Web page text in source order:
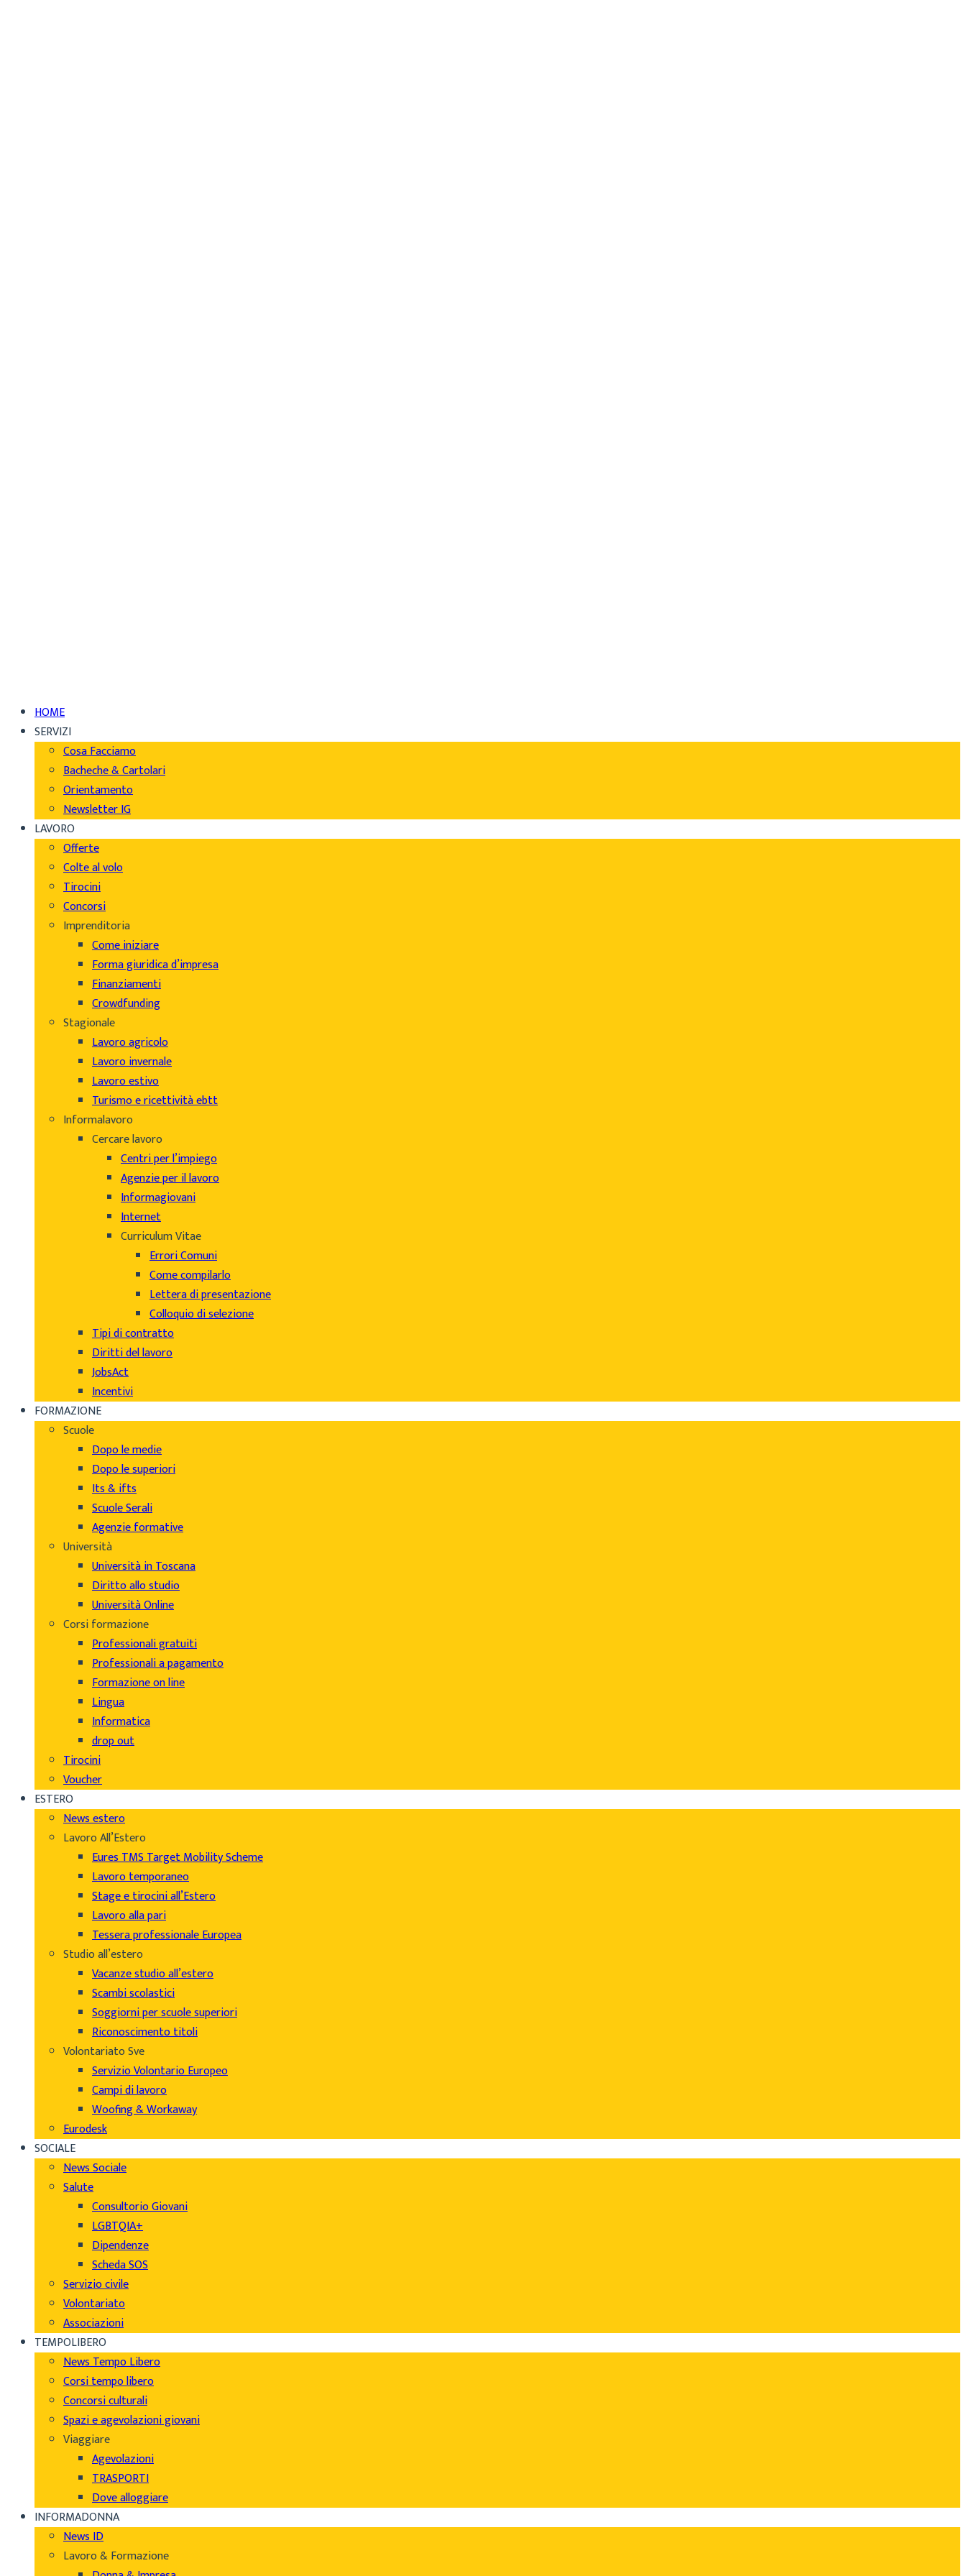
HOME
SERVIZI
Cosa Facciamo
Bacheche & Cartolari
Orientamento
Newsletter IG
LAVORO
Offerte
Colte al volo
Tirocini
Concorsi
Imprenditoria
Come iniziare
Forma giuridica d’impresa
Finanziamenti
Crowdfunding
Stagionale
Lavoro agricolo
Lavoro invernale
Lavoro estivo
Turismo e ricettività ebtt
Informalavoro
Cercare lavoro
Centri per l’impiego
Agenzie per il lavoro
Informagiovani
Internet
Curriculum Vitae
Errori Comuni
Come compilarlo
Lettera di presentazione
Colloquio di selezione
Tipi di contratto
Diritti del lavoro
JobsAct
Incentivi
FORMAZIONE
Scuole
Dopo le medie
Dopo le superiori
Its & ifts
Scuole Serali
Agenzie formative
Università
Università in Toscana
Diritto allo studio
Università Online
Corsi formazione
Professionali gratuiti
Professionali a pagamento
Formazione on line
Lingua
Informatica
drop out
Tirocini
Voucher
ESTERO
News estero
Lavoro All’Estero
Eures TMS Target Mobility Scheme
Lavoro temporaneo
Stage e tirocini all’Estero
Lavoro alla pari
Tessera professionale Europea
Studio all’estero
Vacanze studio all’estero
Scambi scolastici
Soggiorni per scuole superiori
Riconoscimento titoli
Volontariato Sve
Servizio Volontario Europeo
Campi di lavoro
Woofing & Workaway
Eurodesk
SOCIALE
News Sociale
Salute
Consultorio Giovani
LGBTQIA+
Dipendenze
Scheda SOS
Servizio civile
Volontariato
Associazioni
TEMPOLIBERO
News Tempo Libero
Corsi tempo libero
Concorsi culturali
Spazi e agevolazioni giovani
Viaggiare
Agevolazioni
TRASPORTI
Dove alloggiare
INFORMADONNA
News ID
Lavoro & Formazione